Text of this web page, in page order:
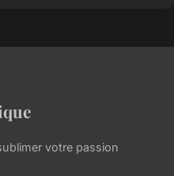
votre passion